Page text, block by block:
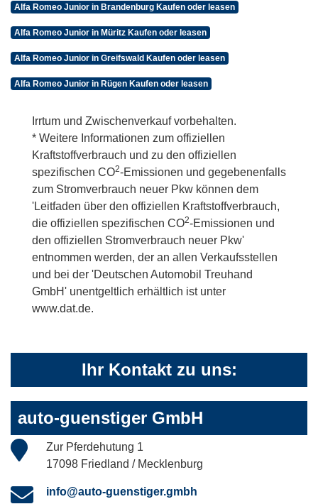
Alfa Romeo Junior in Brandenburg Kaufen oder leasen
Alfa Romeo Junior in Müritz Kaufen oder leasen
Alfa Romeo Junior in Greifswald Kaufen oder leasen
Alfa Romeo Junior in Rügen Kaufen oder leasen
Irrtum und Zwischenverkauf vorbehalten.
* Weitere Informationen zum offiziellen
Kraftstoffverbrauch und zu den offiziellen
spezifischen CO2-Emissionen und gegebenenfalls
zum Stromverbrauch neuer Pkw können dem
'Leitfaden über den offiziellen Kraftstoffverbrauch,
die offiziellen spezifischen CO2-Emissionen und
den offiziellen Stromverbrauch neuer Pkw'
entnommen werden, der an allen Verkaufsstellen
und bei der 'Deutschen Automobil Treuhand
GmbH' unentgeltlich erhältlich ist unter
www.dat.de.
Ihr Kontakt zu uns:
auto-guenstiger GmbH
Zur Pferdehutung 1
17098 Friedland / Mecklenburg
info@auto-guenstiger.gmbh